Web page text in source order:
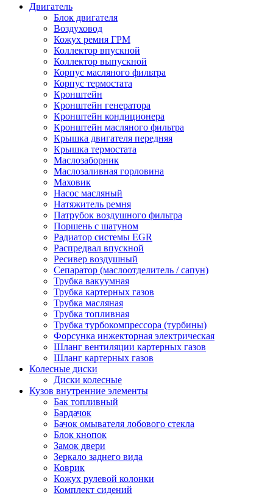
Двигатель
Блок двигателя
Воздуховод
Кожух ремня ГРМ
Коллектор впускной
Коллектор выпускной
Корпус масляного фильтра
Корпус термостата
Кронштейн
Кронштейн генератора
Кронштейн кондиционера
Кронштейн масляного фильтра
Крышка двигателя передняя
Крышка термостата
Маслозаборник
Маслозаливная горловина
Маховик
Насос масляный
Натяжитель ремня
Патрубок воздушного фильтра
Поршень с шатуном
Радиатор системы EGR
Распредвал впускной
Ресивер воздушный
Сепаратор (маслоотделитель / сапун)
Трубка вакуумная
Трубка картерных газов
Трубка масляная
Трубка топливная
Трубка турбокомпрессора (турбины)
Форсунка инжекторная электрическая
Шланг вентиляции картерных газов
Шланг картерных газов
Колесные диски
Диски колесные
Кузов внутренние элементы
Бак топливный
Бардачок
Бачок омывателя лобового стекла
Блок кнопок
Замок двери
Зеркало заднего вида
Коврик
Кожух рулевой колонки
Комплект сидений